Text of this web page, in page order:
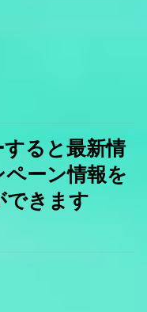
ると最新情
ーン情報を
できます